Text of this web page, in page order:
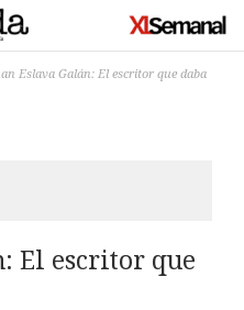
Eslava Galán: El escritor que daba
El escritor que